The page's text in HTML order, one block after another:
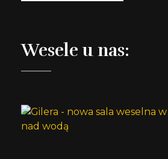
Wesele u nas: